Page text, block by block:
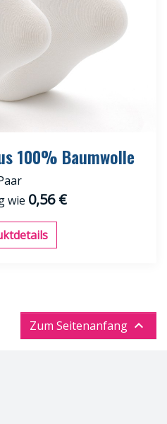
100% Baumwolle
wie 0,56 €
Zum Seitenanfang 